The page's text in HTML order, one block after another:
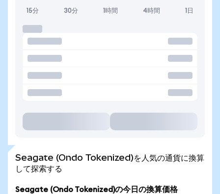
15分 30分 1時間 4時間 1日
Seagate (Ondo Tokenized)を人気の通貨に換算
して探索する
Seagate (Ondo Tokenized)の今日の換算価格